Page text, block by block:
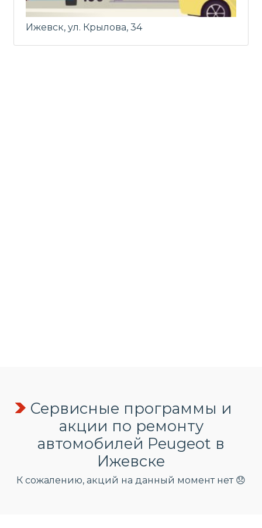
Ижевск, ул. Крылова, 34
Сервисные программы и
акции по ремонту
автомобилей Peugeot в
Ижевске
К сожалению, акций на данный момент нет 😞